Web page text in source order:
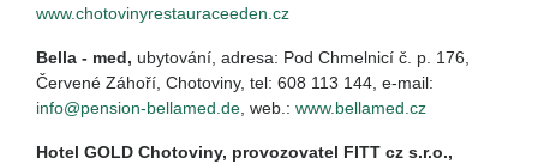
www.chotovinyrestauraceeden.cz
Bella - med, ubytování, adresa: Pod Chmelnicí č. p. 176,
Červené Záhoří, Chotoviny, tel: 608 113 144, e-mail:
info@pension-bellamed.de, web.: www.bellamed.cz
Hotel GOLD Chotoviny, provozovatel FITT cz s.r.o.,